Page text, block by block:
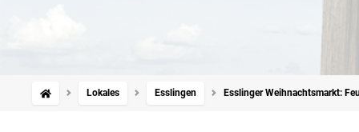
Lokales Esslingen Esslinger Weihnachtsmarkt: